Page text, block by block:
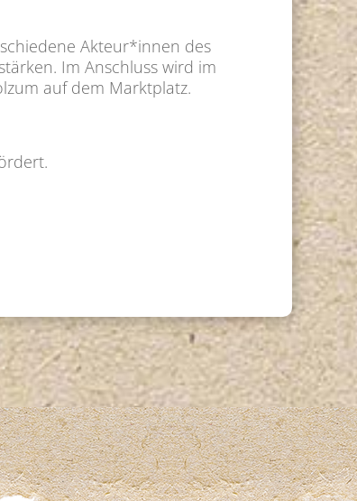
Akteur*innen des
Im Anschluss wird im
auf dem Marktplatz.